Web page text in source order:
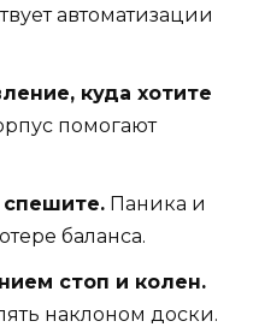
автоматизации
куда хотите
помогают
Паника и
баланса.
стоп и колен.
наклоном доски.